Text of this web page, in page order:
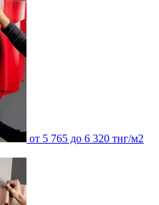
от 5 765 до 6 320 тнг/м2